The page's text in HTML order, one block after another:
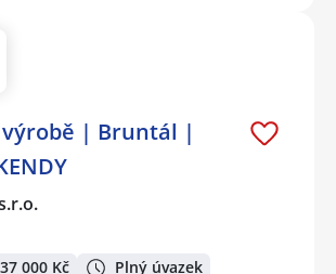
| Bruntál |
000 Kč Plný úvazek